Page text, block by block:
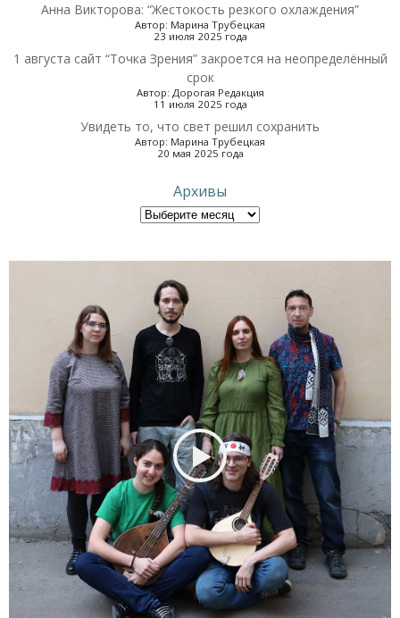
Анна Викторова: “Жестокость резкого охлаждения”
Автор: Марина Трубецкая
23 июля 2025 года
1 августа сайт “Точка Зрения” закроется на неопределённый
срок
Автор: Дорогая Редакция
11 июля 2025 года
Увидеть то, что свет решил сохранить
Автор: Марина Трубецкая
20 мая 2025 года
Архивы